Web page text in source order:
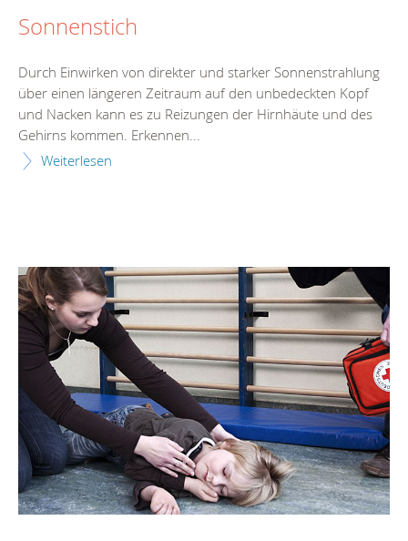
Sonnenstich
Durch Einwirken von direkter und starker Sonnenstrahlung
über einen längeren Zeitraum auf den unbedeckten Kopf
und Nacken kann es zu Reizungen der Hirnhäute und des
Gehirns kommen. Erkennen...
Weiterlesen